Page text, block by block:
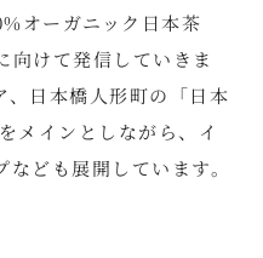
オーガニック日本茶
向けて発信していきま
、日本橋人形町の「日本
メインとしながら、イ
ども展開しています。